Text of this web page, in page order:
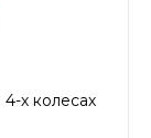
х колесах